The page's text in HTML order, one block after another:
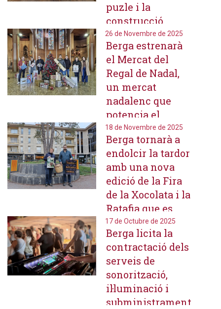
puzle i la
construcció
d'estels
26 de Novembre de 2025
Berga estrenarà
el Mercat del
Regal de Nadal,
un mercat
nadalenc que
potencia el
comerç local i el
patrimoni a
l'església de Sant
Francesc
18 de Novembre de 2025
Berga tornarà a
endolcir la tardor
amb una nova
edició de la Fira
de la Xocolata i la
Ratafia que es
farà el 29 de
novembre
17 de Octubre de 2025
Berga licita la
contractació dels
serveis de
sonorització,
il·luminació i
subministrament